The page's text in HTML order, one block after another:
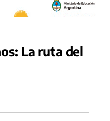
La ruta del